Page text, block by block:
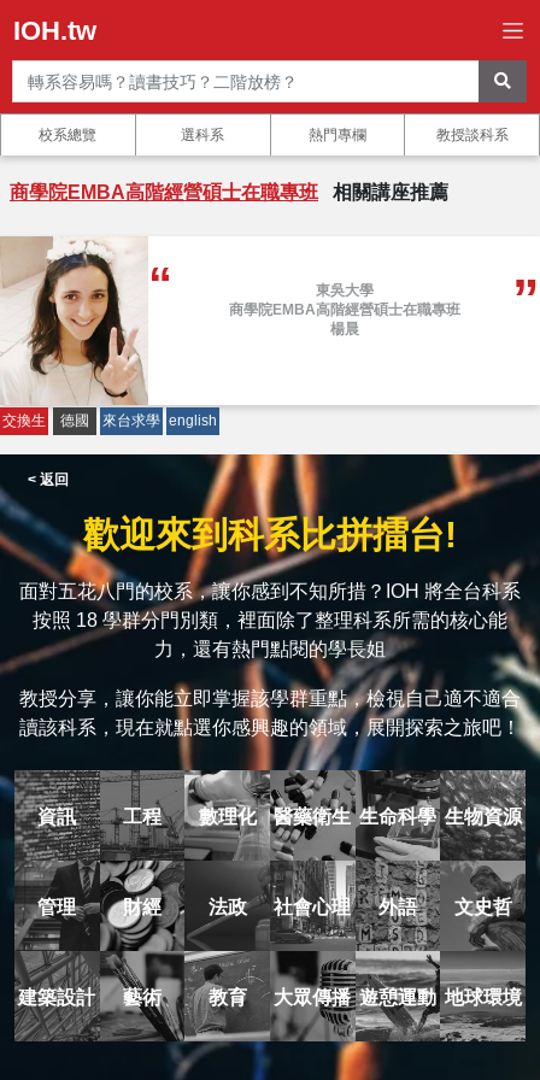
IOH.tw
校系總覽 選科系 熱門專欄 教授談科系
商學院EMBA高階經營碩士在職專班 相關講座推薦
東吳大學
商學院EMBA高階經營碩士在職專班
楊晨
交換生 德國 來台求學 english
< 返回
歡迎來到科系比拼擂台!
面對五花八門的校系，讓你感到不知所措？IOH 將全台科系
按照 18 學群分門別類，裡面除了整理科系所需的核心能
力，還有熱門點閱的學長姐
教授分享，讓你能立即掌握該學群重點，檢視自己適不適合
讀該科系，現在就點選你感興趣的領域，展開探索之旅吧！
資訊 工程 數理化 醫藥衛生 生命科學 生物資源
管理 財經 法政 社會心理 外語 文史哲
建築設計 藝術 教育 大眾傳播 遊憩運動 地球環境